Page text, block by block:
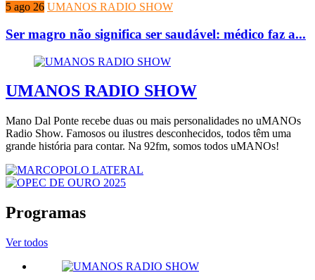
5 ago 26 UMANOS RADIO SHOW
Ser magro não significa ser saudável: médico faz a...
UMANOS RADIO SHOW
Mano Dal Ponte recebe duas ou mais personalidades no uMANOs
Radio Show. Famosos ou ilustres desconhecidos, todos têm uma
grande história para contar. Na 92fm, somos todos uMANOs!
Programas
Ver todos